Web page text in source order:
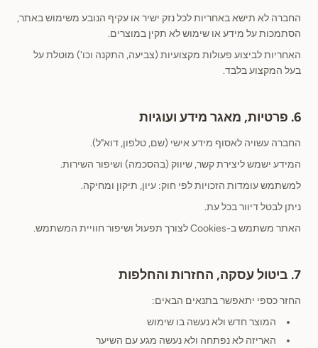
החברה לא תישא באחריות לכל נזק ישיר או עקיף הנובע משימוש באתר,
הסתמכות על מידע או שימוש לא תקין במוצרים.
האחריות לביצוע פעולות מקצועיות (צביעה, התקנה וכו') מוטלת על
בעל המקצוע בלבד.
6. פרטיות, מאגר מידע ועוגיות
החברה עשויה לאסוף מידע אישי (שם, טלפון, דוא"ל).
המידע ישמש ליצירת קשר, שיווק (בהסכמה) ושיפור השירות.
למשתמש עומדות הזכויות לפי חוק: עיון, תיקון ומחיקה.
ניתן לבטל דיוור בכל עת.
האתר משתמש ב-Cookies לצורך תפעול ושיפור חוויית המשתמש.
7. ביטול עסקה, החזרות והחלפות
החזר כספי יתאפשר בתנאים הבאים:
המוצר חדש ולא נעשה בו שימוש
האריזה לא נפתחה ולא נעשה מגע עם השיער